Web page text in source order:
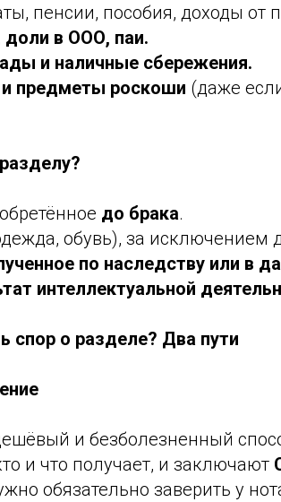
пенсии, пособия, доходы от
в ООО, паи.
и наличные сбережения.
предметы роскоши (даже
до брака.
обувь), за исключением
по наследству или в
интеллектуальной
спор о разделе? Два пути
и безболезненный
и что получает, и заключают
обязательно заверить у